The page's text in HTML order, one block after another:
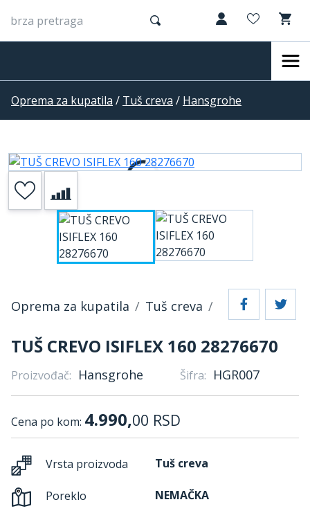
Oprema za kupatila / Tuš creva / Hansgrohe
Oprema za kupatila Tuš creva
TUŠ CREVO ISIFLEX 160 28276670
Proizvođač: Hansgrohe Šifra: HGR007
Cena po kom: 4.990,00 RSD
Vrsta proizvoda Tuš creva
Poreklo NEMAČKA